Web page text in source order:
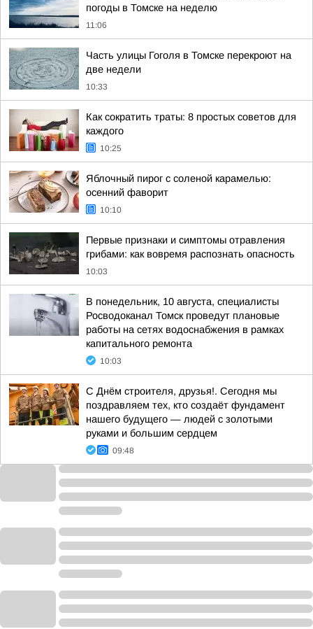
погоды в Томске на неделю
11:06
Часть улицы Гоголя в Томске перекроют на
две недели
10:33
Как сократить траты: 8 простых советов для
каждого
10:25
Яблочный пирог с соленой карамелью:
осенний фаворит
10:10
Первые признаки и симптомы отравления
грибами: как вовремя распознать опасность
10:03
В понедельник, 10 августа, специалисты
Росводоканал Томск проведут плановые
работы на сетях водоснабжения в рамках
капитального ремонта
10:03
С Днём строителя, друзья!. Сегодня мы
поздравляем тех, кто создаёт фундамент
нашего будущего — людей с золотыми
руками и большим сердцем
09:48